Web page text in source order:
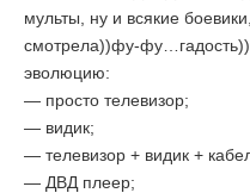
мульты, ну и всякие
смотрела))фу-
эволюцию:
— просто телевизор;
— видик;
— телевизор + видик +
— ДВД плеер;